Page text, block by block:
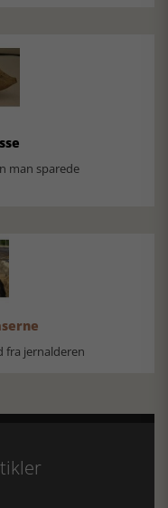
man sparede
jernalderen